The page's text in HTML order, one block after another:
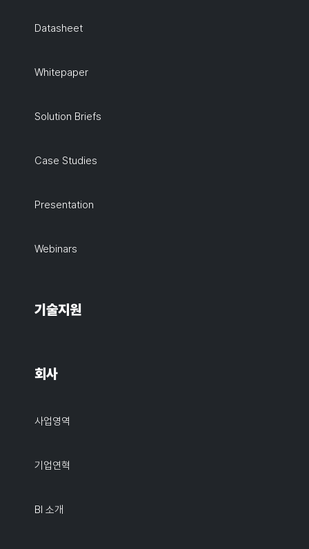
Datasheet
Whitepaper
Solution Briefs
Case Studies
Presentation
Webinars
기술지원
회사
사업영역
기업연혁
BI 소개